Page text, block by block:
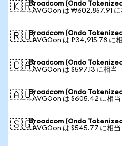
🇰🇷Broadcom (Ondo
1 AVGOon は ₩602,857.91 に
🇷🇺Broadcom (Ondo
1 AVGOon は ₽34,915.78 に
🇨🇦Broadcom (Ondo
1 AVGOon は $597.13 に相当
🇦🇺Broadcom (Ondo
1 AVGOon は $605.42 に相当
🇸🇬Broadcom (Ondo
1 AVGOon は $545.77 に相当